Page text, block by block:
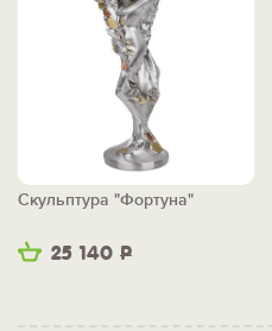
25 140 Р
Скульптура "Фортуна"